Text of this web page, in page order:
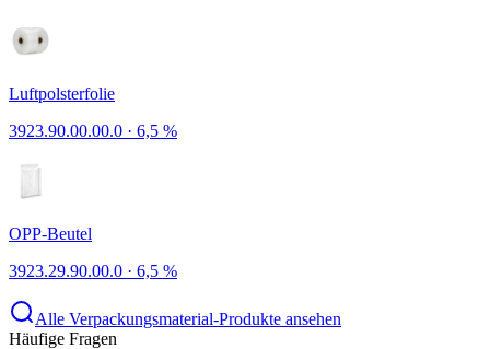
Luftpolsterfolie
3923.90.00.00.0 · 6,5 %
OPP-Beutel
3923.29.90.00.0 · 6,5 %
Alle Verpackungsmaterial-Produkte ansehen
Häufige Fragen